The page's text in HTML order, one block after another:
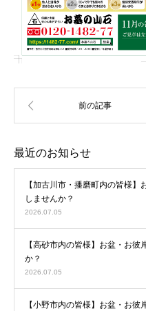
最近のお知らせ
【加古川市・播磨町内の皆様
しませんか？
2026.07.05
【高砂市内の皆様】お盆・お
か？
2026.07.05
【小野市内の皆様】お盆・お